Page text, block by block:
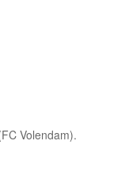
Volendam).